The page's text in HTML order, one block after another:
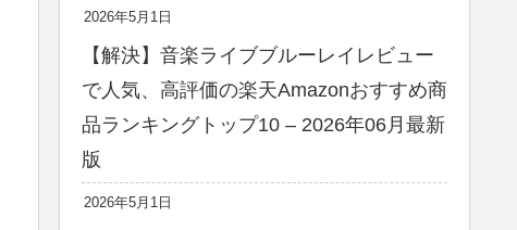
2026年5月1日
【解決】音楽ライブブルーレイレビュー
で人気、高評価の楽天Amazonおすすめ商
品ランキングトップ10 – 2026年06月最新
版
2026年5月1日